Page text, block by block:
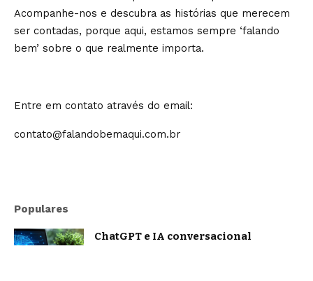
Acompanhe-nos e descubra as histórias que merecem
ser contadas, porque aqui, estamos sempre ‘falando
bem’ sobre o que realmente importa.
Entre em contato através do email:
contato@falandobemaqui.com.br
Populares
ChatGPT e IA conversacional